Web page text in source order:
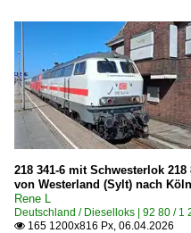
218 341-6 mit Schwesterlok
von Westerland (Sylt) nach
Rene L
Deutschland / Dieselloks | 92 80 /
 165 1200x816 Px, 06.04.2026